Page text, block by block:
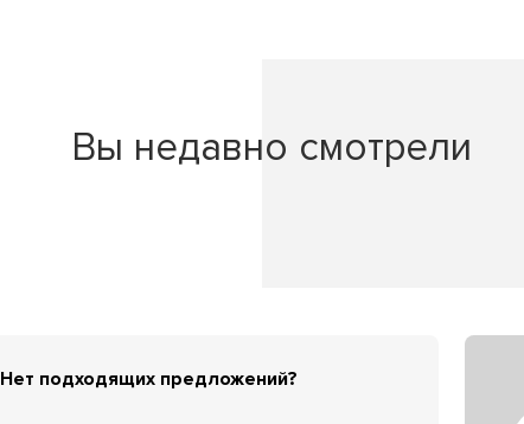
Вы недавно смотрели
Нет подходящих предложений?